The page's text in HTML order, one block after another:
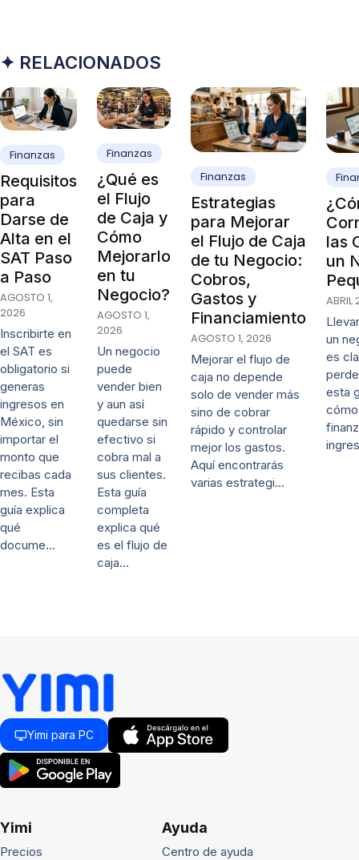
✦ RELACIONADOS
Finanzas
Requisitos
para
Darse de
Alta en el
SAT Paso
a Paso
AGOSTO 1,
2026
Inscribirte en
el SAT es
obligatorio si
generas
ingresos en
México, sin
importar el
monto que
recibas cada
mes. Esta
guía explica
qué
docume…
Finanzas
¿Qué es
el Flujo
de Caja y
Cómo
Mejorarlo
en tu
Negocio?
AGOSTO 1,
2026
Un negocio
puede
vender bien
y aun así
quedarse sin
efectivo si
cobra mal a
sus clientes.
Esta guía
completa
explica qué
es el flujo de
caja…
Finanzas
Estrategias
para Mejorar
el Flujo de Caja
de tu Negocio:
Cobros,
Gastos y
Financiamiento
AGOSTO 1, 2026
Mejorar el flujo de
caja no depende
solo de vender más
sino de cobrar
rápido y controlar
mejor los gastos.
Aquí encontrarás
varias estrategi…
las
un
ABRIL
un
es
esta
Yimi para PC
Yimi
Precios
Ayuda
Centro de ayuda